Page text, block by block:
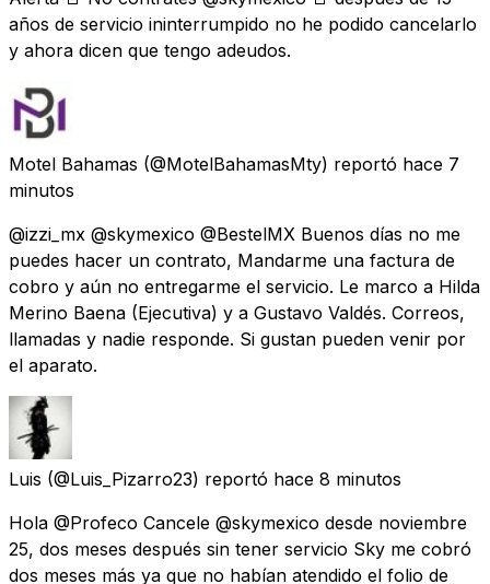
años de servicio ininterrumpido no he podido cancelarlo
y ahora dicen que tengo adeudos.
Motel Bahamas (@MotelBahamasMty) reportó hace 7
minutos
@izzi_mx @skymexico @BestelMX Buenos días no me
puedes hacer un contrato, Mandarme una factura de
cobro y aún no entregarme el servicio. Le marco a Hilda
Merino Baena (Ejecutiva) y a Gustavo Valdés. Correos,
llamadas y nadie responde. Si gustan pueden venir por
el aparato.
Luis (@Luis_Pizarro23) reportó hace 8 minutos
Hola @Profeco Cancele @skymexico desde noviembre
25, dos meses después sin tener servicio Sky me cobró
dos meses más ya que no habían atendido el folio de